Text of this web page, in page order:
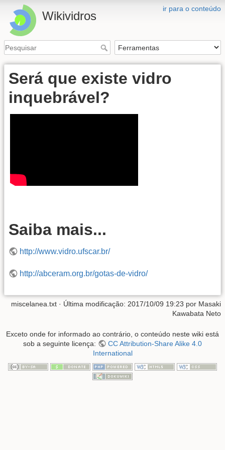
ir para o conteúdo
Wikividros
Será que existe vidro
inquebrável?
Saiba mais...
http://www.vidro.ufscar.br/
http://abceram.org.br/gotas-de-vidro/
miscelanea.txt · Última modificação: 2017/10/09 19:23 por Masaki
Kawabata Neto
Exceto onde for informado ao contrário, o conteúdo neste wiki está
sob a seguinte licença:
CC Attribution-Share Alike 4.0
International